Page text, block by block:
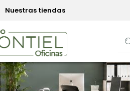
Nuestras tiendas